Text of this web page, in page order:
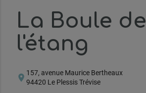
La Boule de
l'étang
location_on 157, avenue Maurice Bertheaux
94420 Le Plessis Trévise